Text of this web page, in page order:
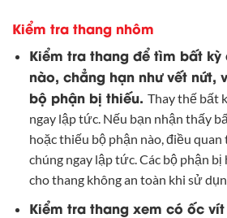
Kiểm tra thang nhôm
Kiểm tra thang để tìm bất kỳ
nào, chẳng hạn như vết nứt,
bộ phận bị thiếu. Thay thế bất
ngay lập tức. Nếu bạn nhận thấy
hoặc thiếu bộ phận nào, điều
chúng ngay lập tức. Các bộ phận
cho thang không an toàn khi sử
Kiểm tra thang xem có ốc